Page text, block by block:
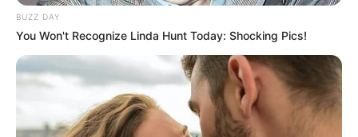
BUZZ DAY
You Won't Recognize Linda Hunt Today: Shocking Pics!